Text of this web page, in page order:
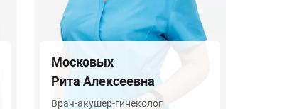
Московых
Рита Алексеевна
Врач-акушер-гинеколог